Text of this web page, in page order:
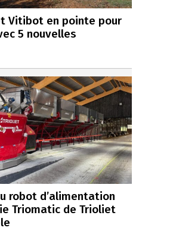
Vitibot en pointe pour
5 nouvelles
robot d’alimentation
Triomatic de Trioliet